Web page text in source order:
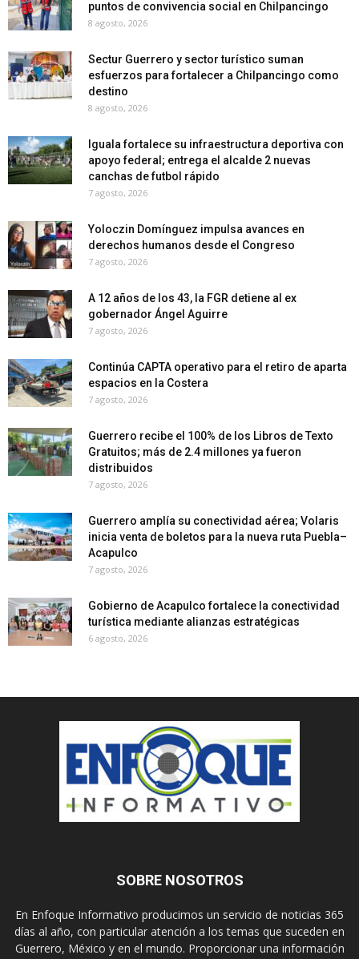
puntos de convivencia social en Chilpancingo
8 agosto, 2026
Sectur Guerrero y sector turístico suman
esfuerzos para fortalecer a Chilpancingo como
destino
8 agosto, 2026
Iguala fortalece su infraestructura deportiva con
apoyo federal; entrega el alcalde 2 nuevas
canchas de futbol rápido
7 agosto, 2026
Yoloczin Domínguez impulsa avances en
derechos humanos desde el Congreso
7 agosto, 2026
A 12 años de los 43, la FGR detiene al ex
gobernador Ángel Aguirre
7 agosto, 2026
Continúa CAPTA operativo para el retiro de aparta
espacios en la Costera
7 agosto, 2026
Guerrero recibe el 100% de los Libros de Texto
Gratuitos; más de 2.4 millones ya fueron
distribuidos
7 agosto, 2026
Guerrero amplía su conectividad aérea; Volaris
inicia venta de boletos para la nueva ruta Puebla–
Acapulco
7 agosto, 2026
Gobierno de Acapulco fortalece la conectividad
turística mediante alianzas estratégicas
6 agosto, 2026
SOBRE NOSOTROS
En Enfoque Informativo producimos un servicio de noticias 365
días al año, con particular atención a los temas que suceden en
Guerrero, México y en el mundo. Proporcionar una información